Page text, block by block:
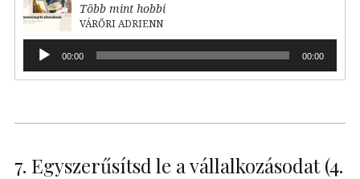
Több mint hobbi
VÁRŐRI ADRIENN
Audió
lejátszó00:00 00:00
7. Egyszerűsítsd le a vállalkozásodat (4.